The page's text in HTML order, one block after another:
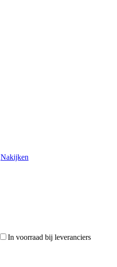
Nakijken
In voorraad bij leveranciers